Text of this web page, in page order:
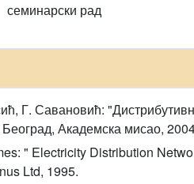
семинарски рад
Г. Савановић:
Академска мисао,
" Electricity Distribution
Ltd, 1995.